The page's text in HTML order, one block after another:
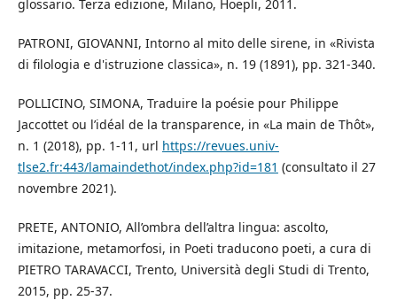
glossario. Terza edizione, Milano, Hoepli, 2011.
PATRONI, GIOVANNI, Intorno al mito delle sirene, in «Rivista
di filologia e d'istruzione classica», n. 19 (1891), pp. 321-340.
POLLICINO, SIMONA, Traduire la poésie pour Philippe
Jaccottet ou l’idéal de la transparence, in «La main de Thôt»,
n. 1 (2018), pp. 1-11, url https://revues.univ-
tlse2.fr:443/lamaindethot/index.php?id=181 (consultato il 27
novembre 2021).
PRETE, ANTONIO, All’ombra dell’altra lingua: ascolto,
imitazione, metamorfosi, in Poeti traducono poeti, a cura di
PIETRO TARAVACCI, Trento, Università degli Studi di Trento,
2015, pp. 25-37.